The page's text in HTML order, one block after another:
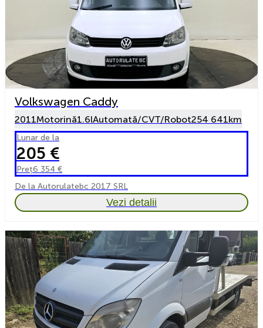
Volkswagen Caddy
2011Motorină1.6lAutomată/CVT/Robot254 641km
Lunar de la
205 €
Preț6 354 €
De la Autorulatebc 2017 SRL
Vezi detalii